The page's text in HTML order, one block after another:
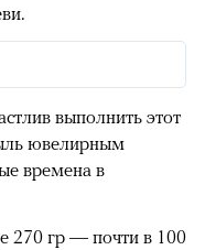
выполнить этот
ювелирным
времена в
270 гр — почти в 100